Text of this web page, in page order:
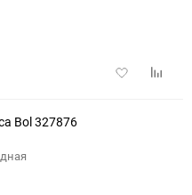
Добавить
Bol 327876